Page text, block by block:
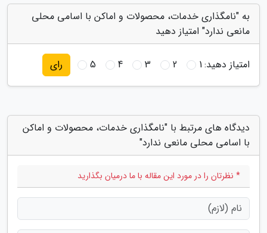
به "نامگذاری خدمات، محصولات و اماکن با اسامی محلی
مانعی ندارد" امتیاز دهید
امتیاز دهید:1
2
3
4
5 رای
دیدگاه های مرتبط با "نامگذاری خدمات، محصولات و اماکن
با اسامی محلی مانعی ندارد"
* نظرتان را در مورد این مقاله با ما درمیان بگذارید